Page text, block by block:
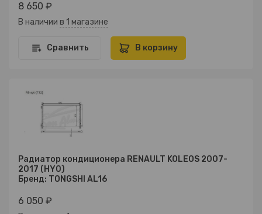
8 650 ₽
В наличии в 1 магазине
Сравнить В корзину
Радиатор кондиционера RENAULT KOLEOS 2007-
2017 (HY0)
Бренд: TONGSHI AL16
6 050 ₽